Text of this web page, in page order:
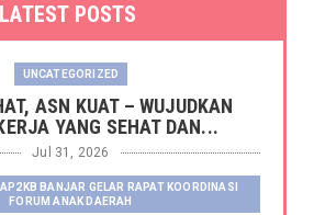
LATEST POSTS
UNCATEGORIZED
ASN KUAT – WUJUDKAN
YANG SEHAT DAN...
Jul 31, 2026
BANJAR GELAR RAPAT KOORDINASI
FORUM ANAK DAERAH